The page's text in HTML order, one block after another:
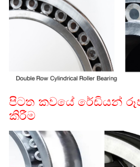
පිටත කවයේ රේඩියන්
කිරීම